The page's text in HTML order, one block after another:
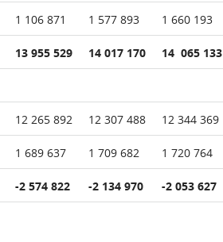
1 106 871 1 577 893 1 660 193
13 955 529 14 017 170 14 065 133
12 265 892 12 307 488 12 344 369
1 689 637 1 709 682 1 720 764
-2 574 822 -2 134 970 -2 053 627